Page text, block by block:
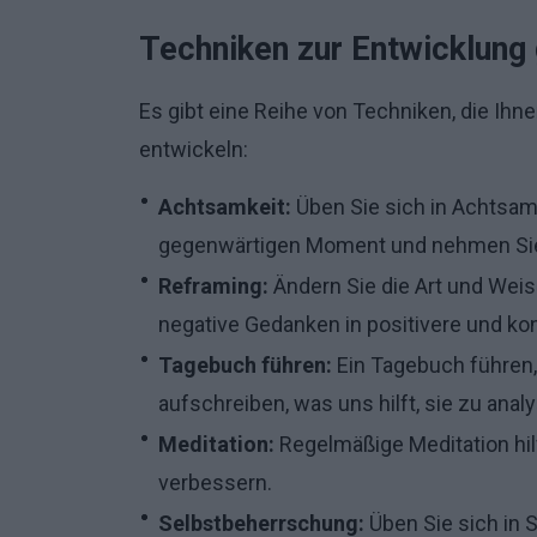
Techniken zur
Es gibt eine Reihe von Techniken, die
entwickeln:
Achtsamkeit: Üben Sie sich in
gegenwärtigen Moment und nehmen
Reframing: Ändern Sie die Art und
negative Gedanken in positivere und
Tagebuch führen: Ein Tagebuch
aufschreiben, was uns hilft, sie zu
Meditation: Regelmäßige Meditation
verbessern.
Selbstbeherrschung: Üben Sie sich in